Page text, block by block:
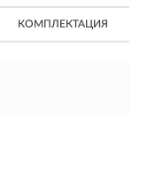
КОМПЛЕКТАЦИЯ